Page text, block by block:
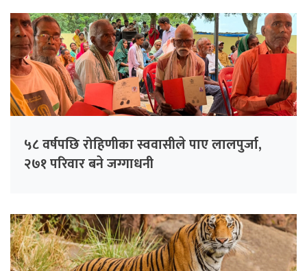
५८ वर्षपछि रोहिणीका स्ववासीले पाए लालपुर्जा,
२७१ परिवार बने जग्गाधनी